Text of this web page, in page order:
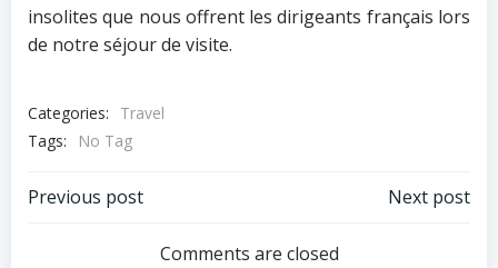
insolites que nous offrent les dirigeants français lors
de notre séjour de visite.
Categories:
Travel
Tags:
No Tag
Post
Previous post Next post
Comments are closed